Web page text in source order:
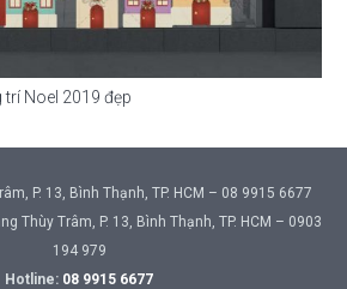
trí Noel 2019 đẹp
P. 13, Bình Thạnh, TP. HCM – 08 9915 6677
Thùy Trâm, P. 13, Bình Thạnh, TP. HCM – 0903
194 979
Hotline: 08 9915 6677